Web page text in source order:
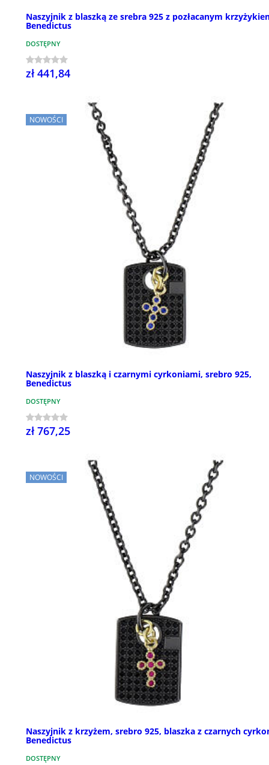
Naszyjnik z blaszką ze srebra 925 z pozłacanym
Benedictus
DOSTĘPNY
zł 441,84
NOWOŚCI
Naszyjnik z blaszką i czarnymi cyrkoniami, srebro 925,
Benedictus
DOSTĘPNY
zł 767,25
NOWOŚCI
Naszyjnik z krzyżem, srebro 925, blaszka z czarnych
Benedictus
DOSTĘPNY